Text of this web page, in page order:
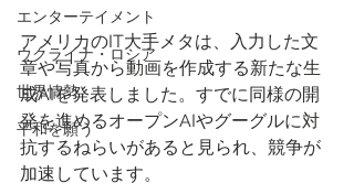
エンターテイメント
ウクライナ・ロシア
世界情勢
平和を願う
アメリカのIT大手メタは、入力した文
章や写真から動画を作成する新たな生
成AIを発表しました。すでに同様の開
発を進めるオープンAIやグーグルに対
抗するねらいがあると見られ、競争が
加速しています。